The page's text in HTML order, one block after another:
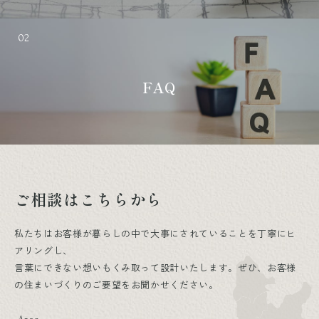
02
FAQ
ご相談はこちらから
私たちはお客様が暮らしの中で大事にされていることを丁寧にヒ
アリングし、
言葉にできない想いもくみ取って設計いたします。ぜひ、お客様
の住まいづくりのご要望をお聞かせください。